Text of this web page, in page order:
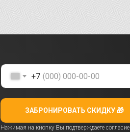
+7
ЗАБРОНИРОВАТЬ СКИДКУ 🎁
Нажимая на кнопку Вы подтверждаете согласие